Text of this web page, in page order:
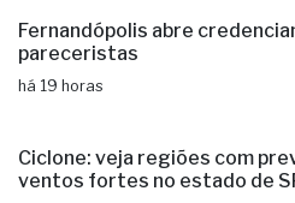
Fernandópolis abre
pareceristas
há 19 horas
Ciclone: veja regiões com
ventos fortes no estado de